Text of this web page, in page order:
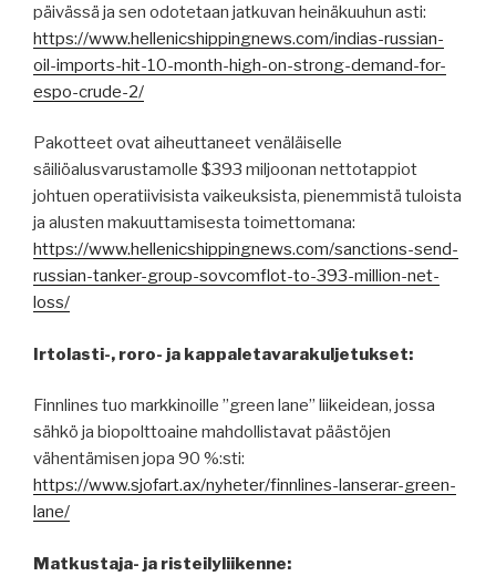
päivässä ja sen odotetaan jatkuvan heinäkuuhun asti:
https://www.hellenicshippingnews.com/indias-russian-
oil-imports-hit-10-month-high-on-strong-demand-for-
espo-crude-2/
Pakotteet ovat aiheuttaneet venäläiselle
säiliöalusvarustamolle $393 miljoonan nettotappiot
johtuen operatiivisista vaikeuksista, pienemmistä tuloista
ja alusten makuuttamisesta toimettomana:
https://www.hellenicshippingnews.com/sanctions-send-
russian-tanker-group-sovcomflot-to-393-million-net-
loss/
Irtolasti-, roro- ja kappaletavarakuljetukset:
Finnlines tuo markkinoille ”green lane” liikeidean, jossa
sähkö ja biopolttoaine mahdollistavat päästöjen
vähentämisen jopa 90 %:sti:
https://www.sjofart.ax/nyheter/finnlines-lanserar-green-
lane/
Matkustaja- ja risteilyliikenne: